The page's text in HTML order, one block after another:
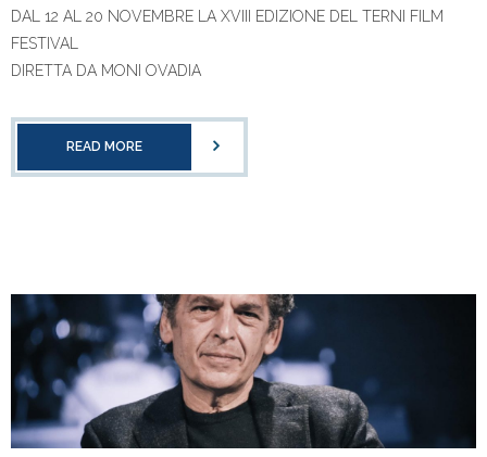
DAL 12 AL 20 NOVEMBRE LA XVIII EDIZIONE DEL TERNI FILM
FESTIVAL
DIRETTA DA MONI OVADIA
READ MORE